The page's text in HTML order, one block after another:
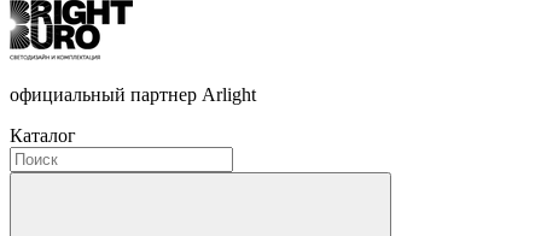
официальный партнер Arlight
Каталог